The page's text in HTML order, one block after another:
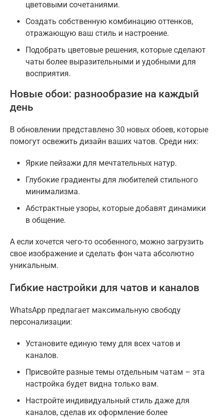
цветовыми сочетаниями.
Создать собственную комбинацию оттенков,
отражающую ваш стиль и настроение.
Подобрать цветовые решения, которые сделают
чаты более выразительными и удобными для
восприятия.
Новые обои: разнообразие на каждый
день
В обновлении представлено 30 новых обоев, которые
помогут освежить дизайн ваших чатов. Среди них:
Яркие пейзажи для мечтательных натур.
Глубокие градиенты для любителей стильного
минимализма.
Абстрактные узоры, которые добавят динамики
в общение.
А если хочется чего-то особенного, можно загрузить
свое изображение и сделать фон чата абсолютно
уникальным.
Гибкие настройки для чатов и каналов
WhatsApp предлагает максимальную свободу
персонализации:
Установите единую тему для всех чатов и
каналов.
Присвойте разные темы отдельным чатам – эта
настройка будет видна только вам.
Настройте индивидуальный стиль даже для
каналов, сделав их оформление более